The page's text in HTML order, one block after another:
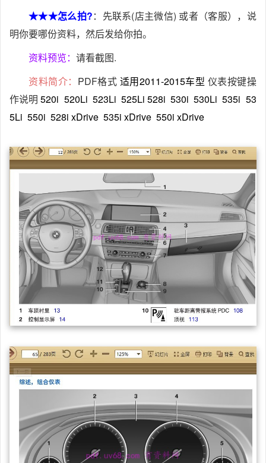
★★★怎么拍?：先联系(店主微信) 或者（客服），说
明你要哪份资料，然后发给你拍。
资料预览： 请看截图.
资料简介： PDF格式 适用2011-2015车型 仪表按键操
作说明520i 520Li 523Li 525Li 528i530i530Li535i 53
5Li 550i 528i xDrive 535i xDrive 550i xDrive